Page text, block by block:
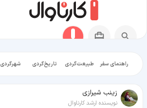
راهنمای سفر طبیعت‌گردی تاریخ‌گردی شهرگردی
زينب شيرازی
نویسنده ارشد کارناوال